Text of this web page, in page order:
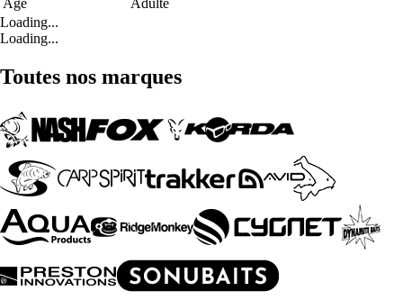
Loading...
Loading...
Toutes nos marques